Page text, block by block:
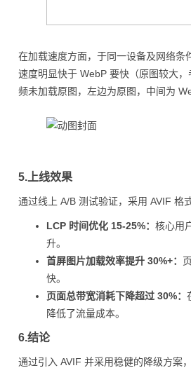
在加载速度方面，于同一设备及网络条
速度明显快于 WebP 要快（原图较大
频未加载原图，左边为原图，中间为
5.上线效果
通过线上 A/B 测试验证，采用 AVIF 格式
LCP 时间优化 15-25%： 核心用
升。
首屏图片加载效率提升 30%+：
快。
页面总带宽消耗下降超过 30%：
降低了流量成本。
6.结论
通过引入 AVIF 并采用稳健的降级方案